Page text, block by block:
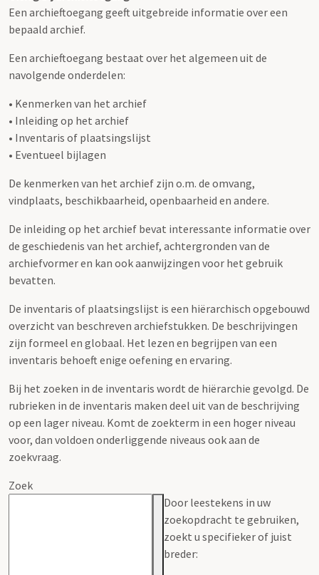
Een archieftoegang geeft uitgebreide informatie over een
bepaald archief.
Een archieftoegang bestaat over het algemeen uit de
navolgende onderdelen:
• Kenmerken van het archief
• Inleiding op het archief
• Inventaris of plaatsingslijst
• Eventueel bijlagen
De kenmerken van het archief zijn o.m. de omvang,
vindplaats, beschikbaarheid, openbaarheid en andere.
De inleiding op het archief bevat interessante informatie over
de geschiedenis van het archief, achtergronden van de
archiefvormer en kan ook aanwijzingen voor het gebruik
bevatten.
De inventaris of plaatsingslijst is een hiërarchisch opgebouwd
overzicht van beschreven archiefstukken. De beschrijvingen
zijn formeel en globaal. Het lezen en begrijpen van een
inventaris behoeft enige oefening en ervaring.
Bij het zoeken in de inventaris wordt de hiërarchie gevolgd. De
rubrieken in de inventaris maken deel uit van de beschrijving
op een lager niveau. Komt de zoekterm in een hoger niveau
voor, dan voldoen onderliggende niveaus ook aan de
zoekvraag.
Zoek
Door leestekens in uw
zoekopdracht te gebruiken,
zoekt u specifieker of juist
breder: